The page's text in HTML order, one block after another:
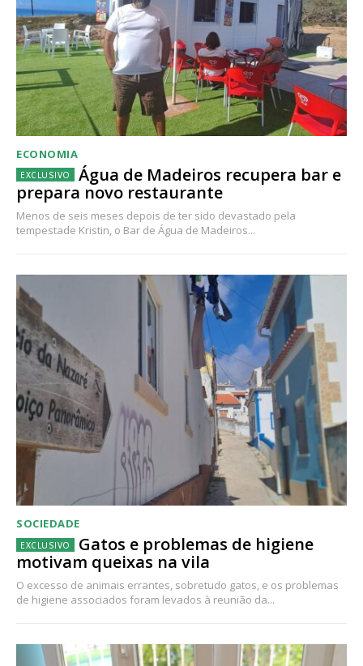
ECONOMIA
Água de Madeiros recupera bar e
prepara novo restaurante
Menos de seis meses depois de ter sido devastado pela
tempestade Kristin, o Bar de Água de Madeiros...
SOCIEDADE
Gatos e problemas de higiene
motivam queixas na vila
O excesso de animais errantes, sobretudo gatos, e os problemas
de higiene associados foram levados à reunião da...